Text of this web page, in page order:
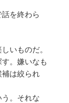
を終わら
いものだ。
。嫌いなも
は絞られ
。それな